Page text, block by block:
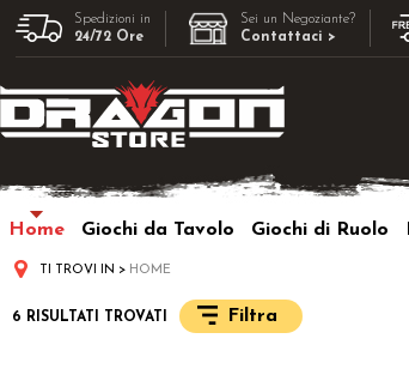
Spedizioni in
24/72 Ore
Sei un Negoziante?
Contattaci >
Home Giochi da Tavolo Giochi di Ruolo
TI TROVI IN HOME
6 RISULTATI TROVATI Filtra